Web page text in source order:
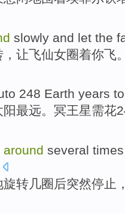
slowly and let the
， 让飞仙女圈着你飞
248 Earth years
阳最远。冥王星需花
around several times
旋转几圈 后突然停止